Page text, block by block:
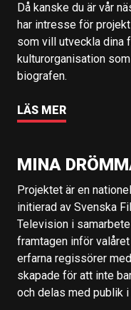
Då kanske du är vår
har intresse för
som vill utveckla dina
kulturorganisation
biografen.
LÄS MER
MINA
Projektet är en
initierad av Svenska
Television i
framtagen inför
erfarna regissörer
skapade för att inte
och delas med publik i